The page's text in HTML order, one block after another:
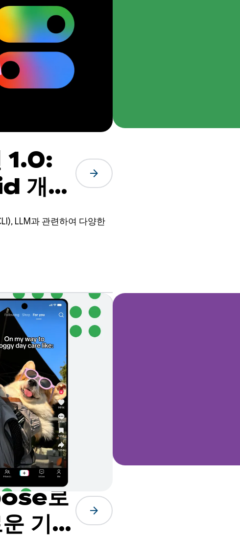
1.0:
개발
arrow_forward
LLM과 관련하여 다양한
로
기능
arrow_forward